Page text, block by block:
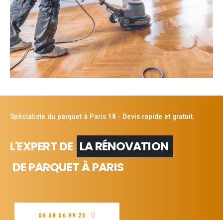
Spécialiste du parquet à Paris 18 - Devis rapide et gratuit.
L'EXPERT DE LA RÉNOVATION
DE PARQUET À PARIS
06 68 06 99 25